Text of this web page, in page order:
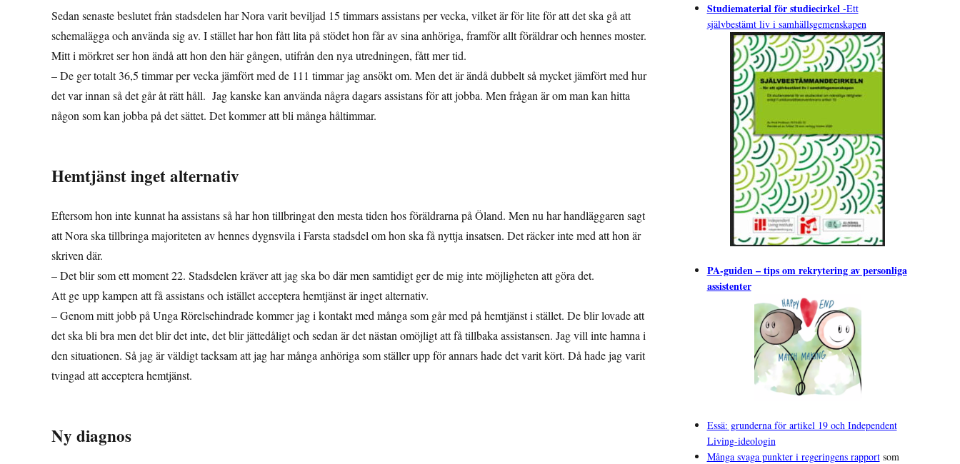
Sedan senaste beslutet från stadsdelen har Nora varit beviljad 15 timmars assistans per vecka, vilket är för lite för att det ska gå att
schemalägga och använda sig av. I stället har hon fått lita på stödet hon får av sina anhöriga, framför allt föräldrar och hennes moster.
Mitt i mörkret ser hon ändå att hon den här gången, utifrån den nya utredningen, fått mer tid.
– De ger totalt 36,5 timmar per vecka jämfört med de 111 timmar jag ansökt om. Men det är ändå dubbelt så mycket jämfört med hur
det var innan så det går åt rätt håll. Jag kanske kan använda några dagars assistans för att jobba. Men frågan är om man kan hitta
någon som kan jobba på det sättet. Det kommer att bli många håltimmar.
Hemtjänst inget alternativ
Eftersom hon inte kunnat ha assistans så har hon tillbringat den mesta tiden hos föräldrarna på Öland. Men nu har handläggaren sagt
att Nora ska tillbringa majoriteten av hennes dygnsvila i Farsta stadsdel om hon ska få nyttja insatsen. Det räcker inte med att hon är
skriven där.
– Det blir som ett moment 22. Stadsdelen kräver att jag ska bo där men samtidigt ger de mig inte möjligheten att göra det.
Att ge upp kampen att få assistans och istället acceptera hemtjänst är inget alternativ.
– Genom mitt jobb på Unga Rörelsehindrade kommer jag i kontakt med många som går med på hemtjänst i stället. De blir lovade att
det ska bli bra men det blir det inte, det blir jättedåligt och sedan är det nästan omöjligt att få tillbaka assistansen. Jag vill inte hamna i
den situationen. Så jag är väldigt tacksam att jag har många anhöriga som ställer upp för annars hade det varit kört. Då hade jag varit
tvingad att acceptera hemtjänst.
Ny diagnos
Studiematerial för studiecirkel-Ett
självbestämt liv i samhällsgemenskapen
PA-guiden – tips om rekrytering av personliga
assistenter
Essä: grunderna för artikel 19 och Independent
Living-ideologin
Många svaga punkter i regeringens rapportsom